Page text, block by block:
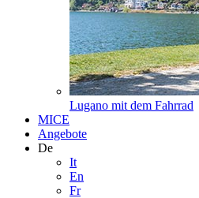
Lugano mit dem Fahrrad
MICE
Angebote
De
It
En
Fr